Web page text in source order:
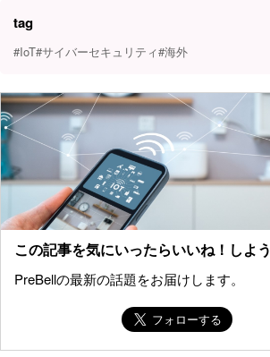
tag
#IoT#サイバーセキュリティ#海外
この記事を気にいったらいいね！しよう
PreBellの最新の話題をお届けします。